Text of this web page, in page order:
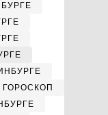
ГОРОСКОП